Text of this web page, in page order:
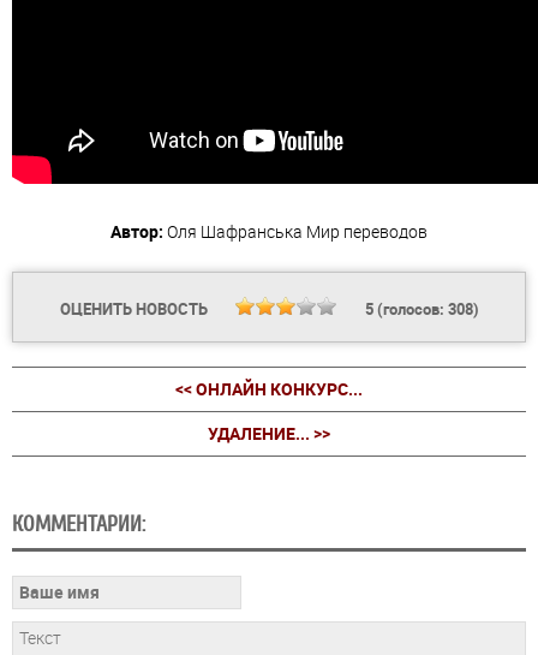
Автор: Оля Шафранська Мир переводов
ОЦЕНИТЬ НОВОСТЬ 5(голосов: 308)
<< ОНЛАЙН КОНКУРС...
УДАЛЕНИЕ... >>
КОММЕНТАРИИ: